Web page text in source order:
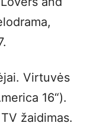
Virtuvės
16“).
žaidimas.